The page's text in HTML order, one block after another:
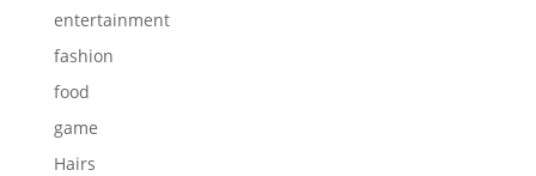
entertainment
fashion
food
game
Hairs